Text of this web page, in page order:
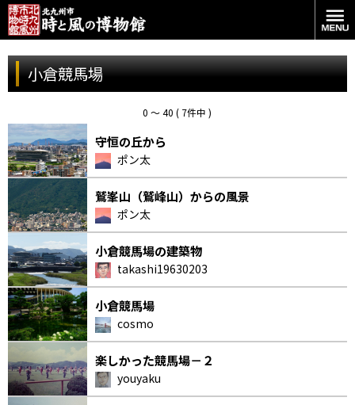
小倉競馬場
0 〜 40 ( 7件中 )
守恒の丘から
ポン太
鷲峯山（鷲峰山）からの風景
ポン太
小倉競馬場の建築物
takashi19630203
小倉競馬場
cosmo
楽しかった競馬場－２
youyaku